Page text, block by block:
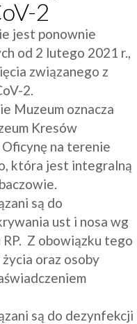
2
jest ponownie
od 2 lutego 2021 r.,
związanego z
2.
Muzeum oznacza
Kresów
na terenie
która jest integralną
są do
ust i nosa wg
Z obowiązku tego
oraz osoby
są do dezynfekcji